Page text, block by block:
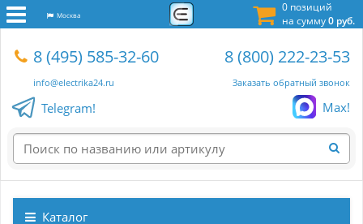
0 позиций
на сумму0 руб.
Москва
8 (495) 585-32-60
info@electrika24.ru
8 (800) 222-23-53
Заказать обратный звонок
Telegram! Max!
Каталог